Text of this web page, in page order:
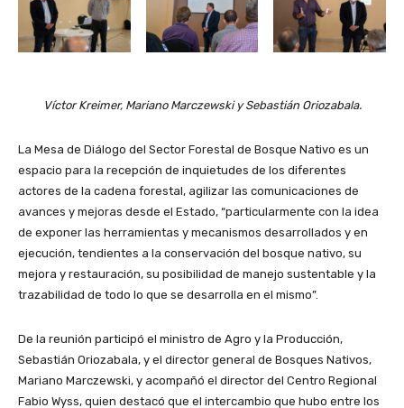
Víctor Kreimer, Mariano Marczewski y Sebastián Oriozabala.
La Mesa de Diálogo del Sector Forestal de Bosque Nativo es un
espacio para la recepción de inquietudes de los diferentes
actores de la cadena forestal, agilizar las comunicaciones de
avances y mejoras desde el Estado, “particularmente con la idea
de exponer las herramientas y mecanismos desarrollados y en
ejecución, tendientes a la conservación del bosque nativo, su
mejora y restauración, su posibilidad de manejo sustentable y la
trazabilidad de todo lo que se desarrolla en el mismo”.
De la reunión participó el ministro de Agro y la Producción,
Sebastián Oriozabala, y el director general de Bosques Nativos,
Mariano Marczewski, y acompañó el director del Centro Regional
Fabio Wyss, quien destacó que el intercambio que hubo entre los